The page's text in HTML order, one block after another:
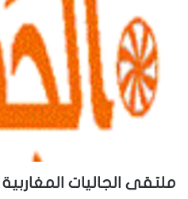
ملتقى الجاليات